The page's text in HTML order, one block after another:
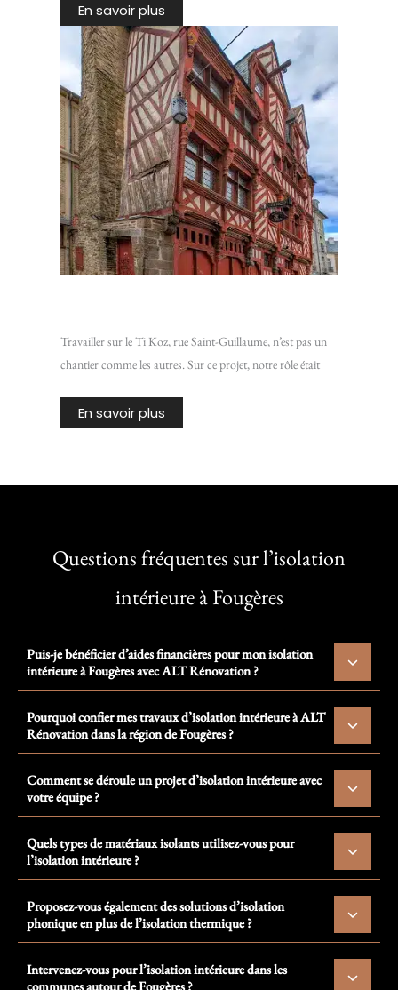
En savoir plus
Travailler sur le Ti Koz, rue Saint-Guillaume, n’est pas un
chantier comme les autres. Sur ce projet, notre rôle était
En savoir plus
Questions fréquentes sur l’isolation
intérieure à Fougères
Puis-je bénéficier d’aides financières pour mon isolation
intérieure à Fougères avec ALT Rénovation ?
Pourquoi confier mes travaux d’isolation intérieure à ALT
Rénovation dans la région de Fougères ?
Comment se déroule un projet d’isolation intérieure avec
votre équipe ?
Quels types de matériaux isolants utilisez-vous pour
l’isolation intérieure ?
Proposez-vous également des solutions d’isolation
phonique en plus de l’isolation thermique ?
Intervenez-vous pour l’isolation intérieure dans les
communes autour de Fougères ?